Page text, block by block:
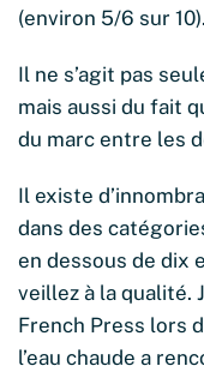
(environ 5/6 sur 10).
Il ne s’agit pas
mais aussi du fait
du marc entre les
Il existe
dans des
en dessous de dix
veillez à la qualité.
French Press lors
l’eau chaude a